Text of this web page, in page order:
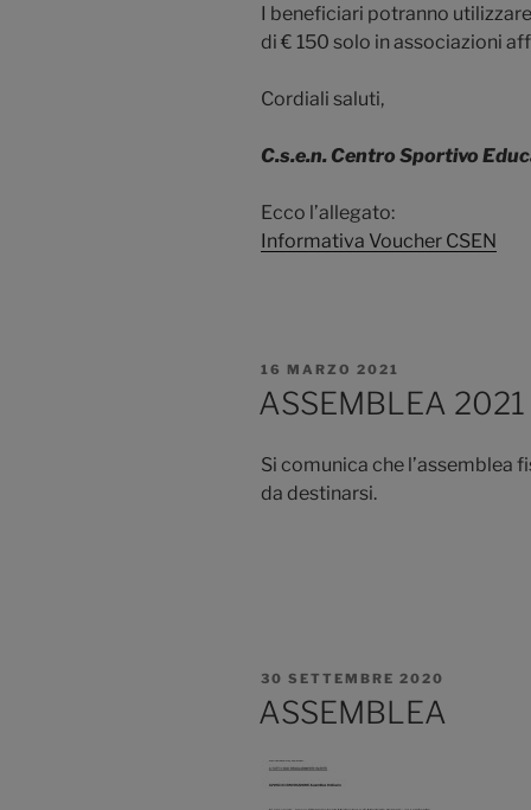
I beneficiari potranno
di € 150 solo in associazioni
Cordiali saluti,
C.s.e.n. Centro Sportivo
Ecco l’allegato:
Informativa Voucher CSEN
PUBBLICATO
IL
16 MARZO 2021
ASSEMBLEA 2021
Si comunica che l’assemblea
da destinarsi.
PUBBLICATO
IL
30 SETTEMBRE 2020
ASSEMBLEA